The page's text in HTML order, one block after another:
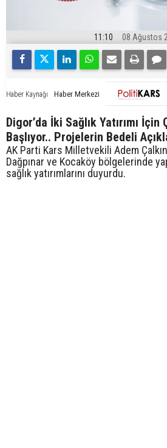
11:10 08 Ağustos
Haber Kaynağı Haber Merkezi
Digor’da İki Sağlık Yatırımı İçin
Başlıyor.. Projelerin Bedeli
AK Parti Kars Milletvekili Adem
Dağpınar ve Kocaköy bölgelerinde
sağlık yatırımlarını duyurdu.